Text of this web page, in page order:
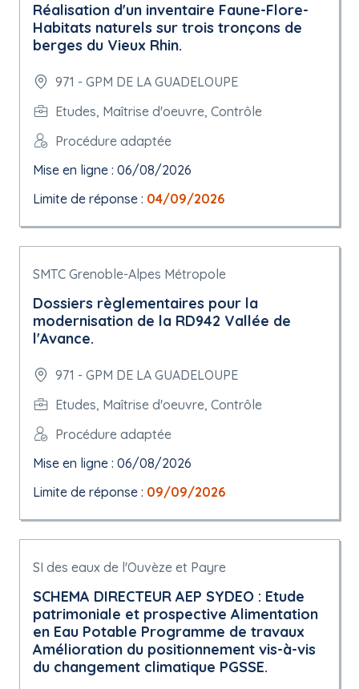
Réalisation d'un inventaire Faune-Flore-
Habitats naturels sur trois tronçons de
berges du Vieux Rhin.
971 - GPM DE LA GUADELOUPE
Etudes, Maîtrise d'oeuvre, Contrôle
Procédure adaptée
Mise en ligne : 06/08/2026
Limite de réponse : 04/09/2026
SMTC Grenoble-Alpes Métropole
Dossiers règlementaires pour la
modernisation de la RD942 Vallée de
l'Avance.
971 - GPM DE LA GUADELOUPE
Etudes, Maîtrise d'oeuvre, Contrôle
Procédure adaptée
Mise en ligne : 06/08/2026
Limite de réponse : 09/09/2026
SI des eaux de l'Ouvèze et Payre
SCHEMA DIRECTEUR AEP SYDEO : Etude
patrimoniale et prospective Alimentation
en Eau Potable Programme de travaux
Amélioration du positionnement vis-à-vis
du changement climatique PGSSE.